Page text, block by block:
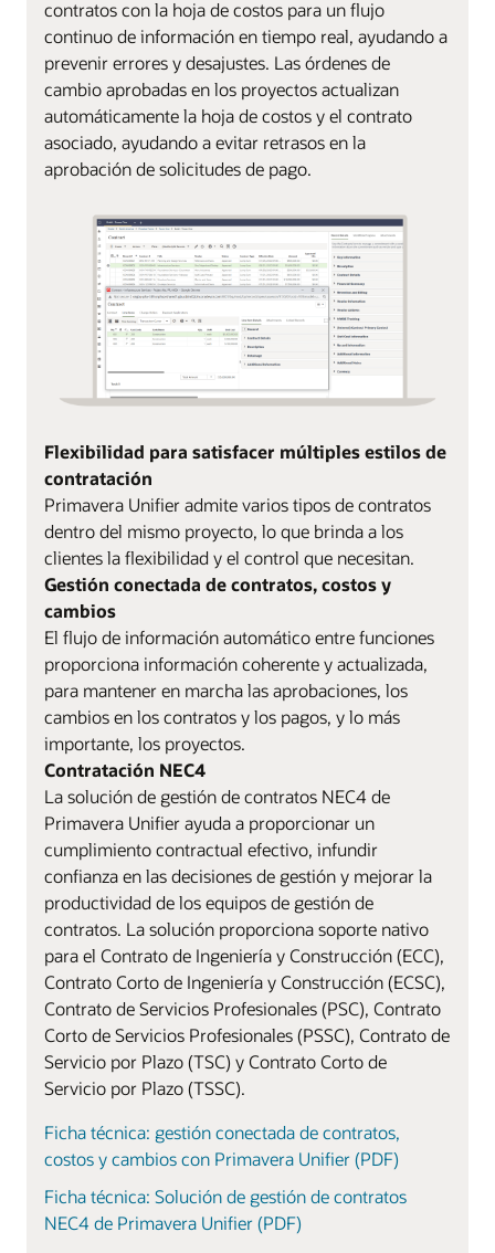
contratos con la hoja de costos para un flujo
continuo de información en tiempo real, ayudando a
prevenir errores y desajustes. Las órdenes de
cambio aprobadas en los proyectos actualizan
automáticamente la hoja de costos y el contrato
asociado, ayudando a evitar retrasos en la
aprobación de solicitudes de pago.
Flexibilidad para satisfacer múltiples estilos de
contratación
Primavera Unifier admite varios tipos de contratos
dentro del mismo proyecto, lo que brinda a los
clientes la flexibilidad y el control que necesitan.
Gestión conectada de contratos, costos y
cambios
El flujo de información automático entre funciones
proporciona información coherente y actualizada,
para mantener en marcha las aprobaciones, los
cambios en los contratos y los pagos, y lo más
importante, los proyectos.
Contratación NEC4
La solución de gestión de contratos NEC4 de
Primavera Unifier ayuda a proporcionar un
cumplimiento contractual efectivo, infundir
confianza en las decisiones de gestión y mejorar la
productividad de los equipos de gestión de
contratos. La solución proporciona soporte nativo
para el Contrato de Ingeniería y Construcción (ECC),
Contrato Corto de Ingeniería y Construcción (ECSC),
Contrato de Servicios Profesionales (PSC), Contrato
Corto de Servicios Profesionales (PSSC), Contrato de
Servicio por Plazo (TSC) y Contrato Corto de
Servicio por Plazo (TSSC).
Ficha técnica: gestión conectada de contratos,
costos y cambios con Primavera Unifier (PDF)
Ficha técnica: Solución de gestión de contratos
NEC4 de Primavera Unifier (PDF)